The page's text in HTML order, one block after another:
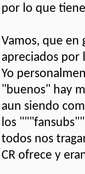
por lo que
Vamos, que en
apreciados por
Yo
"buenos" hay
aun siendo
los
todos nos
CR ofrece y